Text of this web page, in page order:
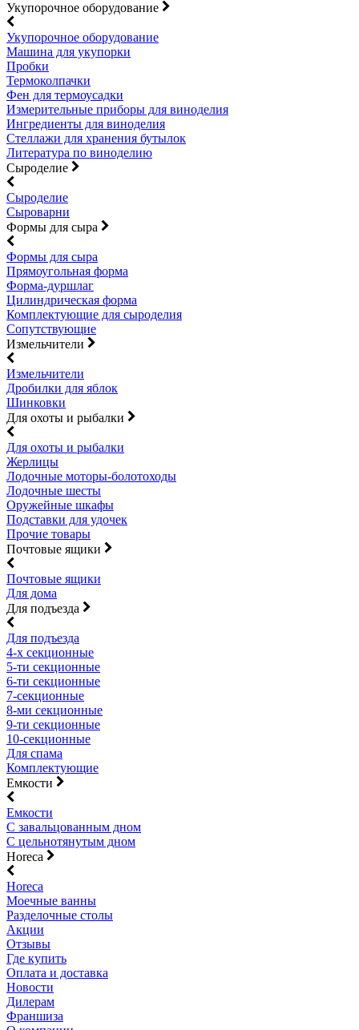
Укупорочное оборудование
Укупорочное оборудование
Машина для укупорки
Пробки
Термоколпачки
Фен для термоусадки
Измерительные приборы для виноделия
Ингредиенты для виноделия
Стеллажи для хранения бутылок
Литература по виноделию
Сыроделие
Сыроделие
Сыроварни
Формы для сыра
Формы для сыра
Прямоугольная форма
Форма-дуршлаг
Цилиндрическая форма
Комплектующие для сыроделия
Сопутствующие
Измельчители
Измельчители
Дробилки для яблок
Шинковки
Для охоты и рыбалки
Для охоты и рыбалки
Жерлицы
Лодочные моторы-болотоходы
Лодочные шесты
Оружейные шкафы
Подставки для удочек
Прочие товары
Почтовые ящики
Почтовые ящики
Для дома
Для подъезда
Для подъезда
4-х секционные
5-ти секционные
6-ти секционные
7-секционные
8-ми секционные
9-ти секционные
10-секционные
Для спама
Комплектующие
Емкости
Емкости
С завальцованным дном
С цельнотянутым дном
Horeca
Horeca
Моечные ванны
Разделочные столы
Акции
Отзывы
Где купить
Оплата и доставка
Новости
Дилерам
Франшиза